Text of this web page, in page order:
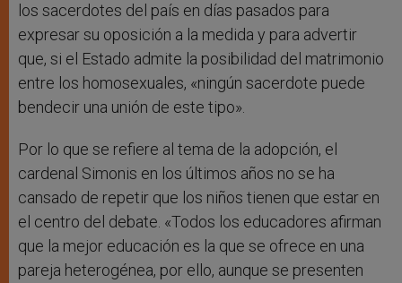
los sacerdotes del país en días pasados para
expresar su oposición a la medida y para advertir
que, si el Estado admite la posibilidad del matrimonio
entre los homosexuales, «ningún sacerdote puede
bendecir una unión de este tipo».
Por lo que se refiere al tema de la adopción, el
cardenal Simonis en los últimos años no se ha
cansado de repetir que los niños tienen que estar en
el centro del debate. «Todos los educadores afirman
que la mejor educación es la que se ofrece en una
pareja heterogénea, por ello, aunque se presenten